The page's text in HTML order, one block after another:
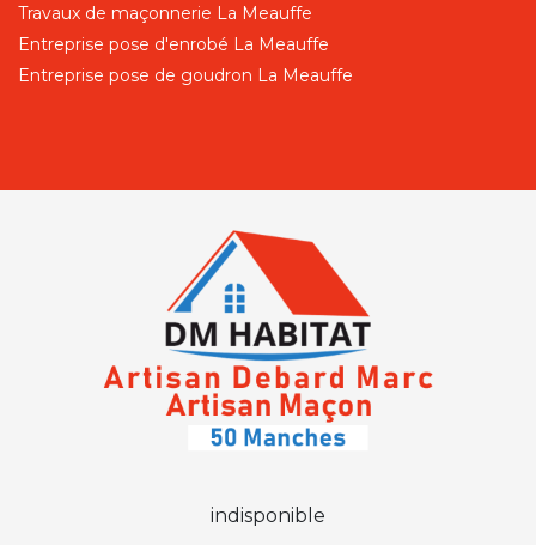
Travaux de maçonnerie La Meauffe
Entreprise pose d'enrobé La Meauffe
Entreprise pose de goudron La Meauffe
indisponible